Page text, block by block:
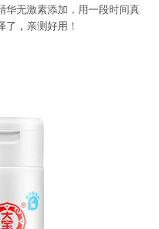
华无激素添加，用一段时间真
了，亲测好用！